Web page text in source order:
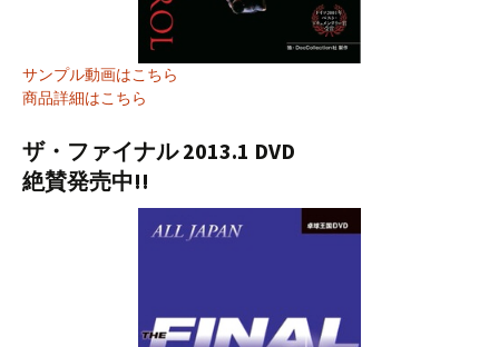
サンプル動画はこちら
商品詳細はこちら
ザ・ファイナル 2013.1 DVD
絶賛発売中!!